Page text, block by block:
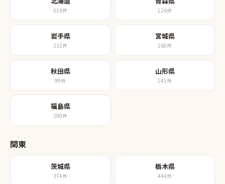
516件 126件
岩手県
232件
宮城県
260件
秋田県
99件
山形県
141件
福島県
290件
関東
茨城県
374件
栃木県
444件